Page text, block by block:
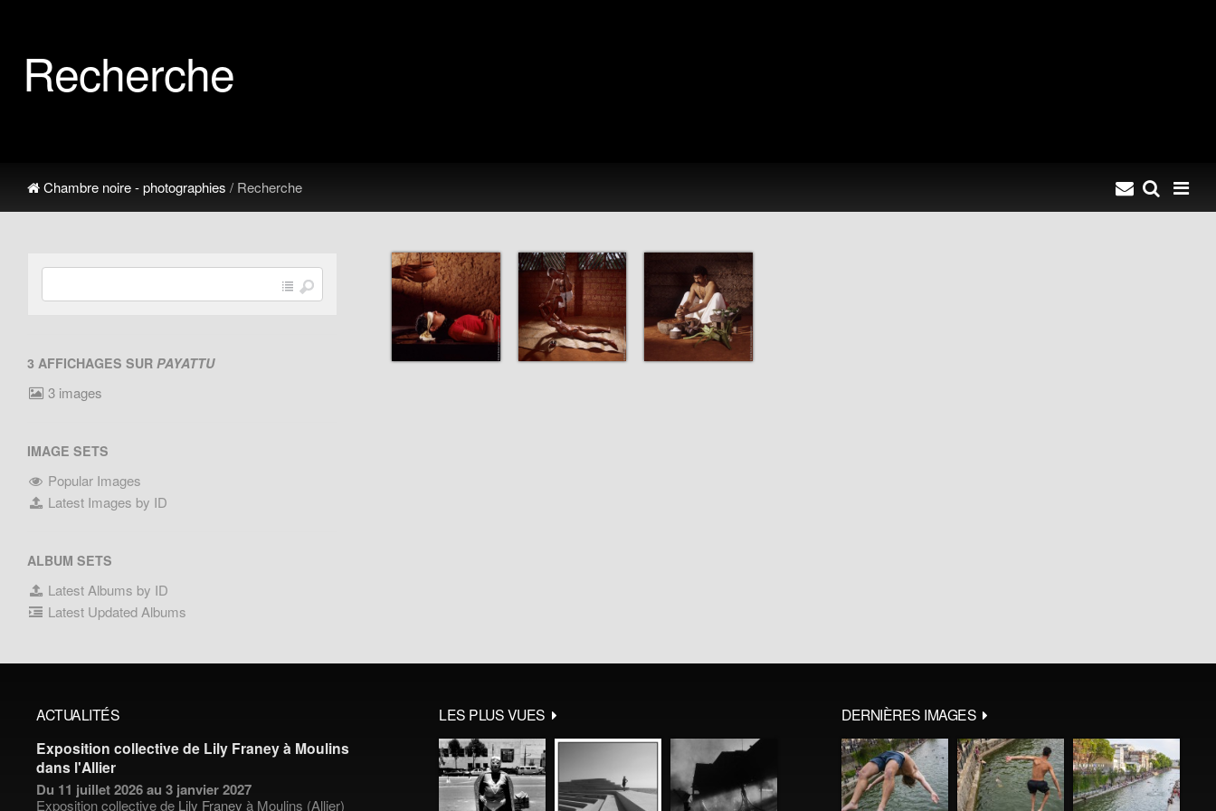
Recherche
Chambre noire - photographies / Recherche
3 AFFICHAGES SURPAYATTU
3 images
IMAGE SETS
Popular Images
Latest Images by ID
ALBUM SETS
Latest Albums by ID
Latest Updated Albums
ACTUALITÉS
Exposition collective de Lily Franey à Moulins
dans l'Allier
Du 11 juillet 2026 au 3 janvier 2027
Exposition collective de Lily Franey à Moulins (Allier)
LES PLUS VUES DERNIÈRES IMAGES